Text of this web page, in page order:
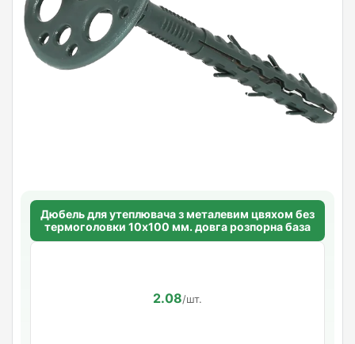
Дюбель для утеплювача з металевим цвяхом без
термоголовки 10х100 мм. довга розпорна база
2.08/шт.